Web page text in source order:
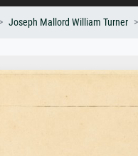
Joseph Mallord William Turner